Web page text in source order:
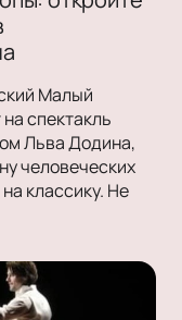
Малый
спектакль
Льва Додина,
человеческих
классику. Не